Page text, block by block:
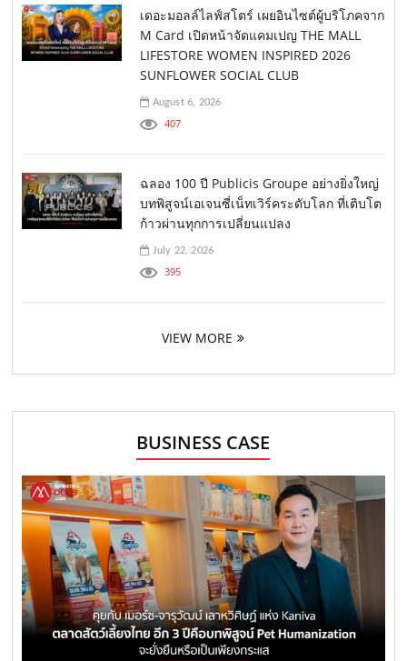
เดอะมอลล์ไลฟ์สโตร์ เผยอินไซต์ผู้บริโภคจาก
M Card เปิดหน้าจัดแคมเปญ THE MALL
LIFESTORE WOMEN INSPIRED 2026
SUNFLOWER SOCIAL CLUB
August 6, 2026
407
ฉลอง 100 ปี Publicis Groupe อย่างยิ่งใหญ่
บทพิสูจน์เอเจนซี่เน็ทเวิร์คระดับโลก ที่เติบโต
ก้าวผ่านทุกการเปลี่ยนแปลง
July 22, 2026
395
VIEW MORE
BUSINESS CASE